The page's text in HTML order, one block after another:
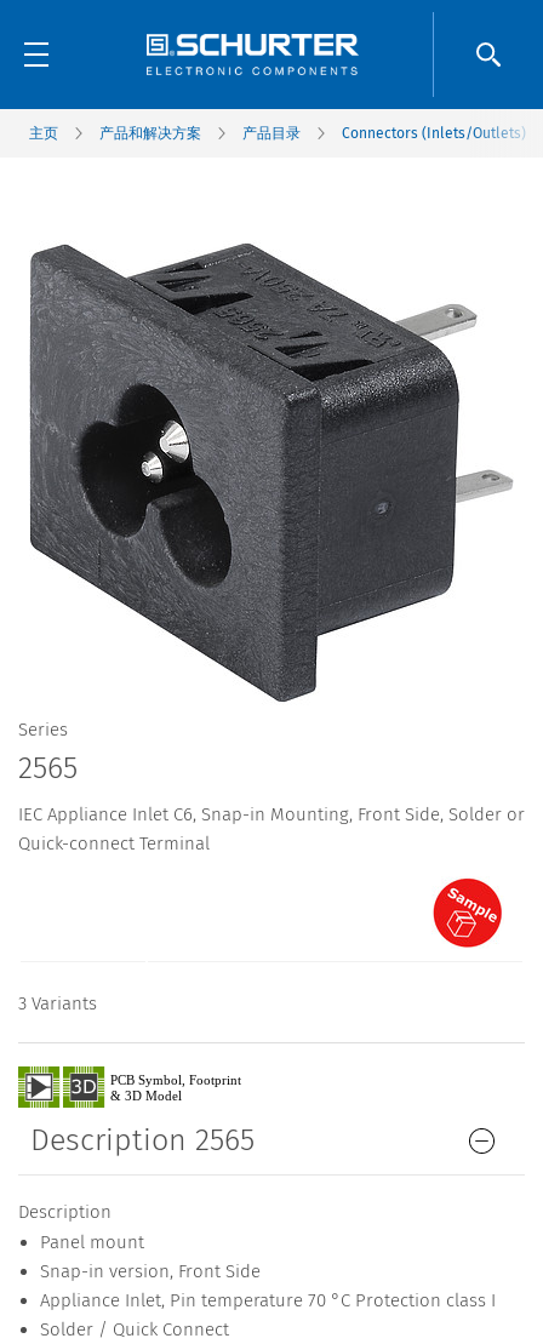
主页 产品和解决方案 产品目录 Connectors (Inlets/Outlets)
Series
2565
IEC Appliance Inlet C6, Snap-in Mounting, Front Side, Solder or
Quick-connect Terminal
3 Variants
Description 2565
Description
Panel mount
Snap-in version, Front Side
Appliance Inlet, Pin temperature 70 °C Protection class I
Solder / Quick Connect